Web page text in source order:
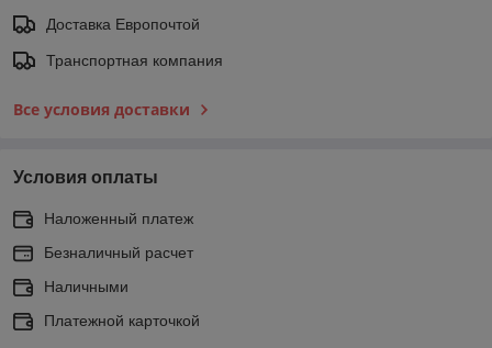
Доставка Европочтой
Транспортная компания
Все условия доставки
Условия оплаты
Наложенный платеж
Безналичный расчет
Наличными
Платежной карточкой